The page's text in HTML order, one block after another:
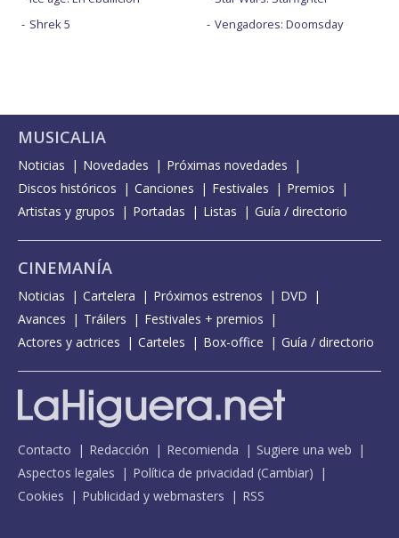
Shrek 5
Vengadores: Doomsday
MUSICALIA
Noticias Novedades
Próximas novedades
Discos históricos
Canciones Festivales
Premios
Artistas y grupos
Portadas Listas Guía / directorio
CINEMANÍA
Noticias Cartelera Próximos estrenos
DVD
Avances
Tráilers
Festivales + premios
Actores y actrices
Carteles Box-office Guía / directorio
Contacto Redacción Recomienda
Sugiere una web
Aspectos legales
Política de privacidad (Cambiar)
Cookies
Publicidad y webmasters RSS